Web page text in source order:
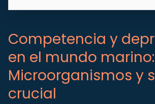
Competencia y
en el mundo marino:
Microorganismos y
crucial